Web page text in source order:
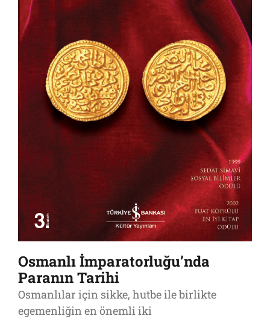
Osmanlı İmparatorluğu’nda
Paranın Tarihi
Osmanlılar için sikke, hutbe ile birlikte
egemenliğin en önemli iki